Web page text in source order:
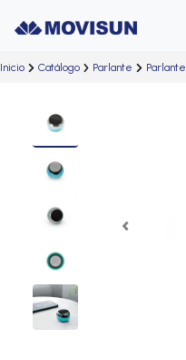
Inicio Catálogo Parlante Parlante
Previous